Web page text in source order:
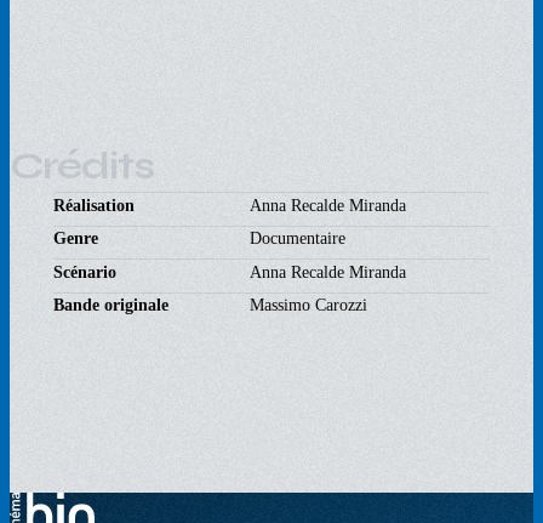
Crédits
Réalisation
Anna Recalde Miranda
Genre
Documentaire
Scénario
Anna Recalde Miranda
Bande originale
Massimo Carozzi